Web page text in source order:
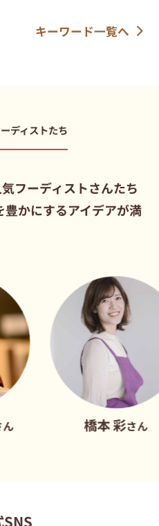
キーワード一覧へ
ディストたち
フーディストさんたち
豊かにするアイデアが満
さん